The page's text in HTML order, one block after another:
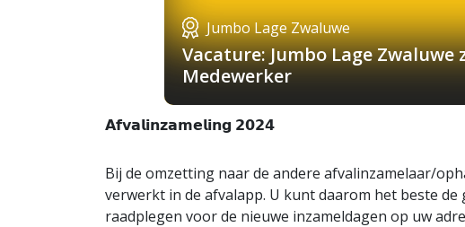
Jumbo Lage Zwaluwe
Vacature: Jumbo Lage Zwaluwe
Medewerker
𝗔𝗳𝘃𝗮𝗹𝗶𝗻𝘇𝗮𝗺𝗲𝗹𝗶𝗻𝗴 𝟮𝟬𝟮𝟰
Bij de omzetting naar de andere afvalinzamelaar/
verwerkt in de afvalapp. U kunt daarom het beste
raadplegen voor de nieuwe inzameldagen op uw